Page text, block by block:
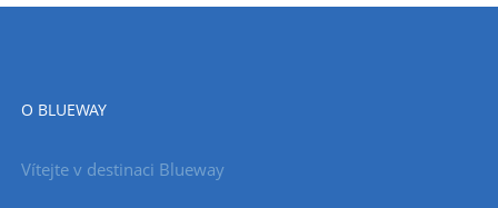
O BLUEWAY
Vítejte v destinaci Blueway